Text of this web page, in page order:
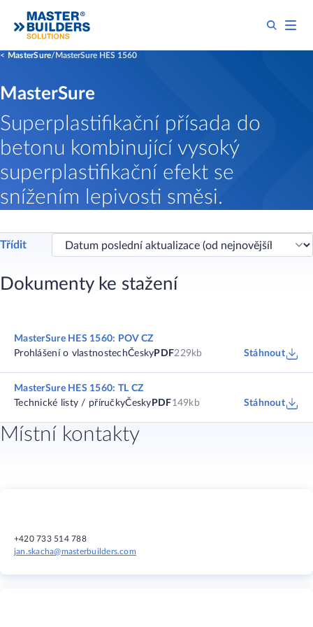
MasterSure MasterSure HES 1560
MasterSure
Superplastifikační přísada do
betonu kombinující vysoký
superplastifikační efekt se
snížením lepivosti směsi.
Třídit
Dokumenty ke stažení
MasterSure HES 1560: POV CZ
Prohlášení o vlastnostechČesky PDF229kb Stáhnout
MasterSure HES 1560: TL CZ
Technické listy / příručkyČesky PDF149kb Stáhnout
Místní kontakty
+420 733 514 788
jan.skacha@masterbuilders.com